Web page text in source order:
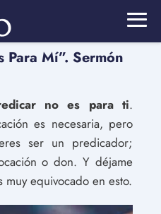
Para Mí”. Sermón
no es para ti.
es necesaria, pero
ser un predicador;
o don. Y déjame
muy equivocado en esto.